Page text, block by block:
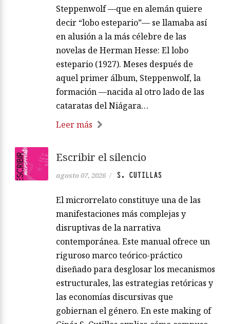
Steppenwolf —que en alemán quiere
decir “lobo estepario”— se llamaba así
en alusión a la más célebre de las
novelas de Herman Hesse: El lobo
estepario (1927). Meses después de
aquel primer álbum, Steppenwolf, la
formación —nacida al otro lado de las
cataratas del Niágara…
Leer más
Escribir el silencio
agosto 07, 2026 / S. CUTILLAS
El microrrelato constituye una de las
manifestaciones más complejas y
disruptivas de la narrativa
contemporánea. Este manual ofrece un
riguroso marco teórico-práctico
diseñado para desglosar los mecanismos
estructurales, las estrategias retóricas y
las economías discursivas que
gobiernan el género. En este making of